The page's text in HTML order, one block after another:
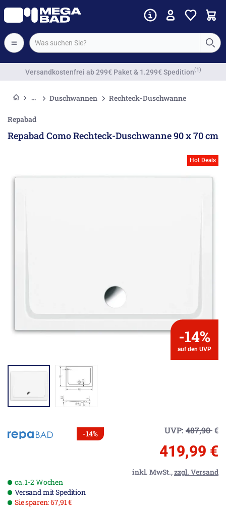
Vorkassenrabatt
Duschwannen Rechteck-Duschwanne
Repabad
Repabad Como Rechteck-Duschwanne 90 x 70 cm
Hot Deals
-14%
auf den UVP
-14% UVP: 487,90€
419,99 €
inkl. MwSt.,zzgl. Versand
ca. 1-2 Wochen
Versand mit Spedition
Sie sparen: 67,91 €